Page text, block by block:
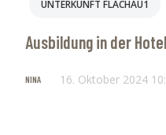
UNTERKUNFT FLACHAU1
Ausbildung in der
NINA 16. Oktober 2024